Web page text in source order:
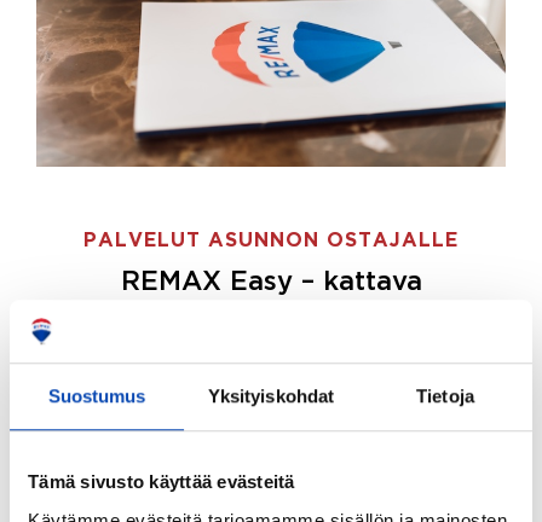
Suostumus Yksityiskohdat Tietoja
Tämä sivusto käyttää evästeitä
PALVELUT ASUNNON OSTAJALLE
REMAX Easy – kattava
ostajille.
Tee ostotoimeksianto ja etsimme juuri